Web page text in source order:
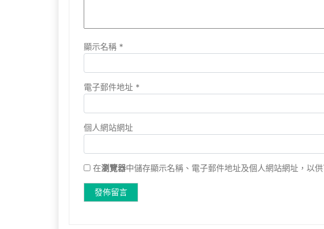
顯示名稱 *
電子郵件地址 *
個人網站網址
在瀏覽器中儲存顯示名稱、電子郵件地址及個人網站網址，以